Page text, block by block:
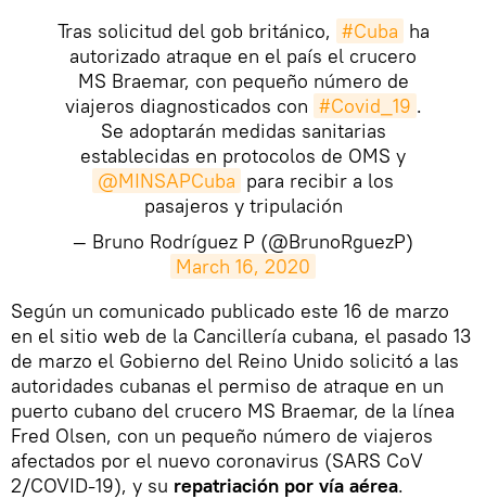
Tras solicitud del gob británico, #Cuba ha
autorizado atraque en el país el crucero
MS Braemar, con pequeño número de
viajeros diagnosticados con #Covid_19 .
Se adoptarán medidas sanitarias
establecidas en protocolos de OMS y
@MINSAPCuba para recibir a los
pasajeros y tripulación
— Bruno Rodríguez P (@BrunoRguezP)
March 16, 2020
​Según un comunicado publicado este 16 de marzo
en el sitio web de la Cancillería cubana, el pasado 13
de marzo el Gobierno del Reino Unido solicitó a las
autoridades cubanas el permiso de atraque en un
puerto cubano del crucero MS Braemar, de la línea
Fred Olsen, con un pequeño número de viajeros
afectados por el nuevo coronavirus (SARS CoV
2/COVID-19), y su repatriación por vía aérea.